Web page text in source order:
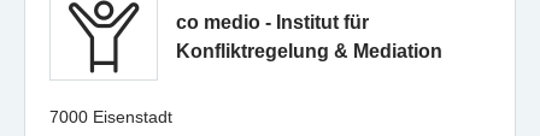
co medio - Institut für
Konfliktregelung & Mediation
7000 Eisenstadt